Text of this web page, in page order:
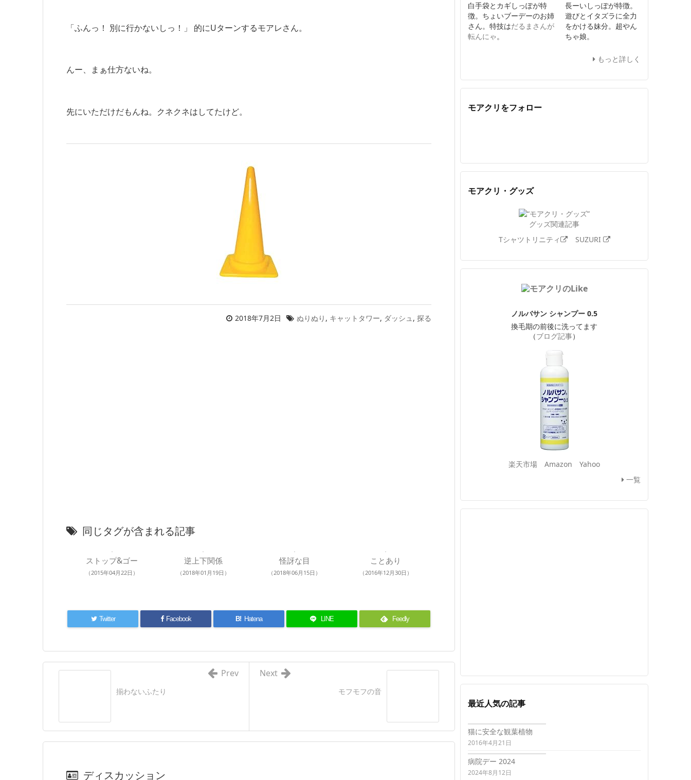
「ふんっ！ 別に行かないしっ！」 的にUターンするモアレさん。
んー、まぁ仕方ないね。
先にいただけだもんね。クネクネはしてたけど。
2018年7月2日 ぬりぬり , キャットタワー, ダッシュ, 探る
同じタグが含まれる記事
ストップ&ゴー
（2015年04月22日）
逆上下関係
（2018年01月19日）
怪訝な目
（2018年06月15日）
ことあり
（2016年12月30日）
Twitter Facebook B! Hatena LINE Feedly
モフモフの音
Next
揃わないふたり
Prev
ディスカッション
白手袋とカギしっぽが特
徴。ちょいブーデーのお姉
さん。特技はだるまさんが
転んにゃ。
長ーいしっぽが特徴。
遊びとイタズラに全力
をかける妹分。超やん
ちゃ娘。
もっと詳しく
モアクリをフォロー
モアクリ・グッズ
グッズ関連記事
Tシャツトリニティ
SUZURI
ノルバサン シャンプー 0.5
換毛期の前後に洗ってます
（ブログ記事）
楽天市場 Amazon
Yahoo
一覧
最近人気の記事
猫に安全な観葉植物
2016年4月21日
病院デー 2024
2024年8月12日